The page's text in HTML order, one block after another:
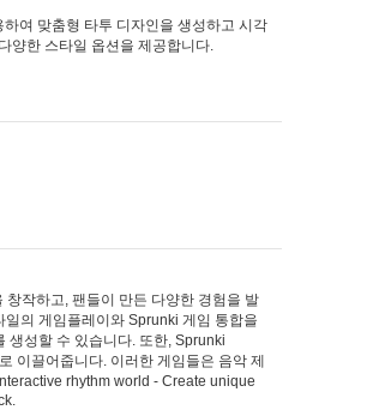
여 맞춤형 타투 디자인을 생성하고 시각
양한 스타일 옵션을 제공합니다.
작하고, 팬들이 만든 다양한 경험을 발
의 게임플레이와 Sprunki 게임 통합을
생성할 수 있습니다. 또한, Sprunki
이끌어줍니다. 이러한 게임들은 음악 제
rhythm world - Create unique